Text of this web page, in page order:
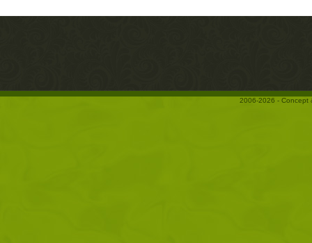
2006-2026 - Concept